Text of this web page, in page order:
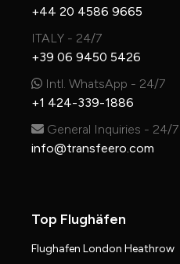
+44 20 4586 9665
ITALY - 24/7
+39 06 9450 5426
Intl. WhatsApp - 24/7
+1 424-339-1886
General Inquiries - 24/7
info@transfeero.com
Top Flughäfen
Flughafen London Heathrow